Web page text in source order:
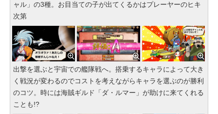
ャル」の3種。お目当ての子が出てくるかはプレーヤーのヒキ
次第
出撃を選ぶと宇宙での艦隊戦へ。搭乗するキャラによって大き
く戦況が変わるのでコストを考えながらキャラを選ぶのが勝利
のコツ。時には海賊ギルド「ダ・ルマー」が助けに来てくれる
ことも!?